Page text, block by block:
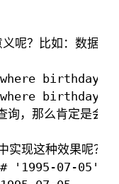
呢？比如：数据库
birthday >
birthday
，那么肯定是会报
现这种效果呢？
07-05'